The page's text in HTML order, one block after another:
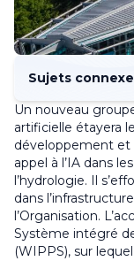
Sujets
Un nouveau
artificielle étayera
développement et
appel à l’IA dans
l’hydrologie. Il
dans
l’Organisation.
Système intégré
(WIPPS), sur